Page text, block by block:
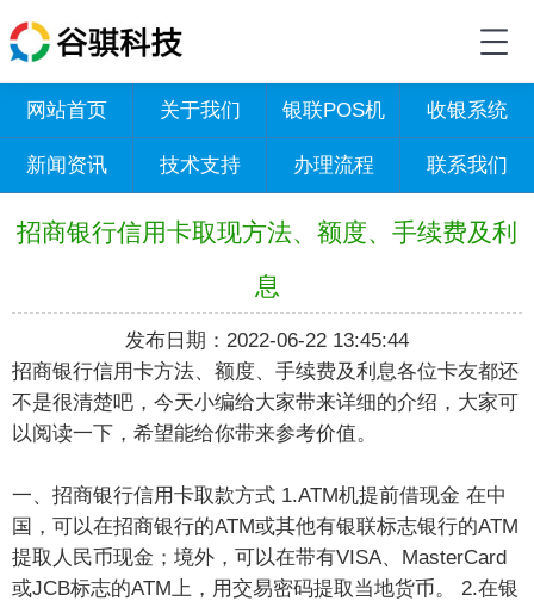
网站首页 关于我们 银联POS机 收银系统
新闻资讯 技术支持 办理流程 联系我们
招商银行信用卡取现方法、额度、手续费及利
息
发布日期：2022-06-22 13:45:44
招商银行信用卡方法、额度、手续费及利息各位卡友都还
不是很清楚吧，今天小编给大家带来详细的介绍，大家可
以阅读一下，希望能给你带来参考价值。
一、招商银行信用卡取款方式 1.ATM机提前借现金 在中
国，可以在招商银行的ATM或其他有银联标志银行的ATM
提取人民币现金；境外，可以在带有VISA、MasterCard
或JCB标志的ATM上，用交易密码提取当地货币。 2.在银